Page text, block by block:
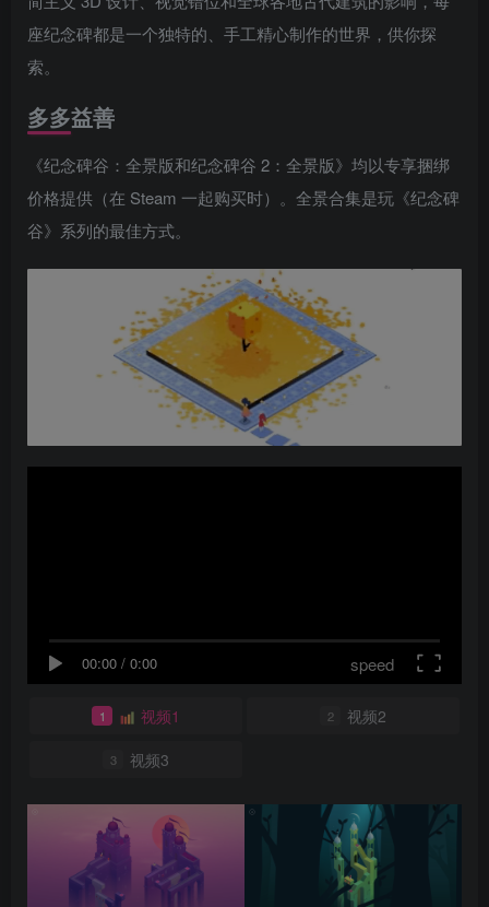
座纪念碑都是一个独特的、手工精心制作的世界，供你探
索。
多多益善
《纪念碑谷：全景版和纪念碑谷 2：全景版》均以专享捆绑
价格提供（在 Steam 一起购买时）。全景合集是玩《纪念碑
谷》系列的最佳方式。
00:00 / 0:00 speed
1 视频1 2 视频2
3 视频3